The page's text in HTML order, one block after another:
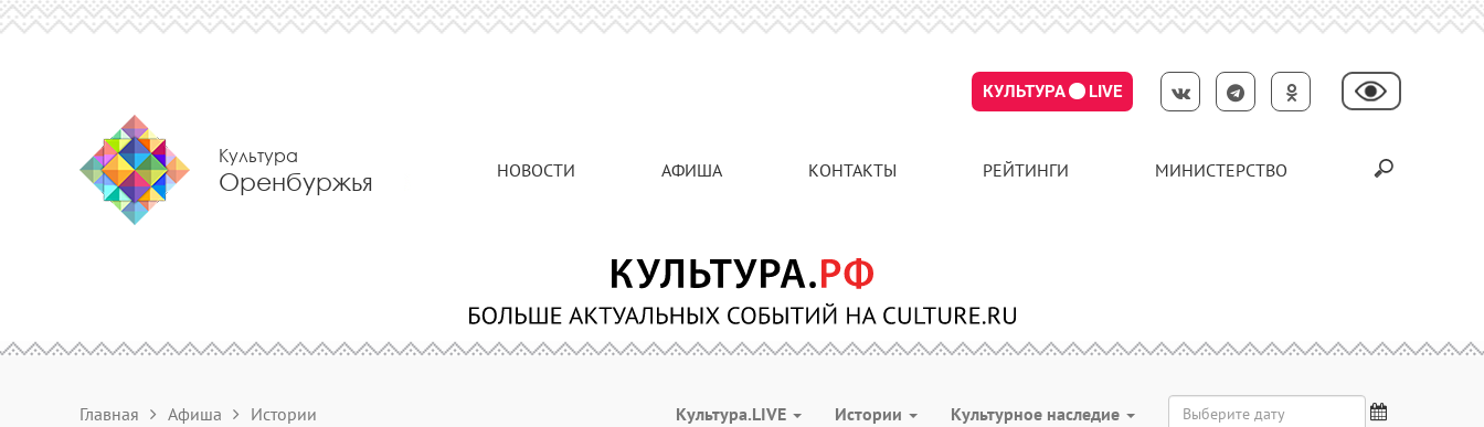
КУЛЬТУРА LIVE
Культура
Оренбуржья НОВОСТИ АФИША КОНТАКТЫ РЕЙТИНГИ МИНИСТЕРСТВО
Главная Афиша Истории Культура.LIVE Истории Культурное наследие